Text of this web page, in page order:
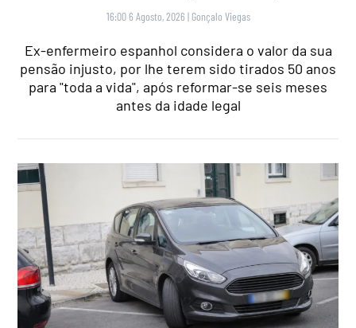
16:00 6 Agosto, 2026 | Gonçalo Viegas
Ex-enfermeiro espanhol considera o valor da sua
pensão injusto, por lhe terem sido tirados 50 anos
para "toda a vida", após reformar-se seis meses
antes da idade legal